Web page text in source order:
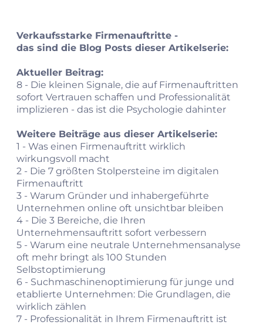
Verkaufsstarke Firmenauftritte -
das sind die Blog Posts dieser Artikelserie:
Aktueller Beitrag:
8 - Die kleinen Signale, die auf Firmenauftritten
sofort Vertrauen schaffen und Professionalität
implizieren - das ist die Psychologie dahinter
Weitere Beiträge aus dieser Artikelserie:
1 - Was einen Firmenauftritt wirklich
wirkungsvoll macht
2 - Die 7 größten Stolpersteine im digitalen
Firmenauftritt
3 - Warum Gründer und inhabergeführte
Unternehmen online oft unsichtbar bleiben
4 - Die 3 Bereiche, die Ihren
Unternehmensauftritt sofort verbessern
5 - Warum eine neutrale Unternehmensanalyse
oft mehr bringt als 100 Stunden
Selbstoptimierung
6 - Suchmaschinenoptimierung für junge und
etablierte Unternehmen: Die Grundlagen, die
wirklich zählen
7 - Professionalität in Ihrem Firmenauftritt ist